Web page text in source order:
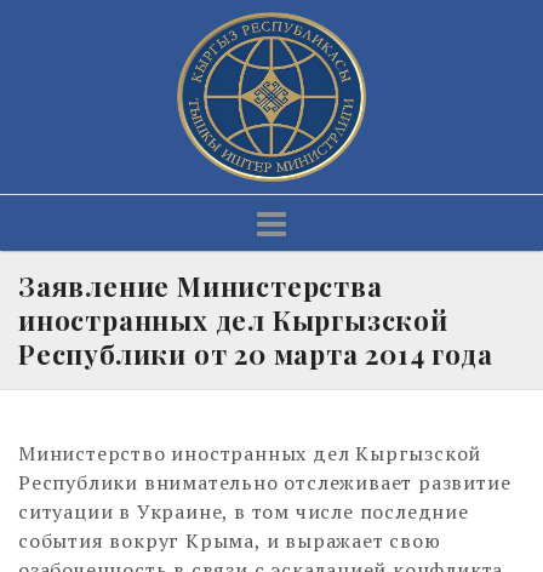
Заявление Министерства
иностранных дел Кыргызской
Республики от 20 марта 2014 года
Министерство иностранных дел Кыргызской
Республики внимательно отслеживает развитие
ситуации в Украине, в том числе последние
события вокруг Крыма, и выражает свою